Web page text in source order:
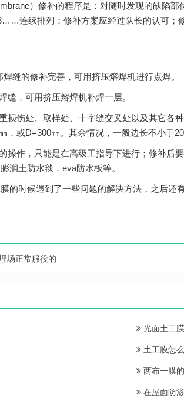
）修补的程序是：对随时发现的缺陷
连续排列；修补方案应经过队长的认可；
缝的修补完善，可用挤压熔焊机进行点焊。
缝，可用挤压熔焊机补焊一层。
损伤处、取样处、十字缝交叉处以及其它各
，或D=300㎜。其余情况，一般边长不小于
操作，只能是在高级工指导下进行；修补后
润土防水毯， eva防水板等。
的时候遇到了一些问题的解决方法，之后还
场正常服役的
光面土工
土工膜怎
两布一膜
在屋面防